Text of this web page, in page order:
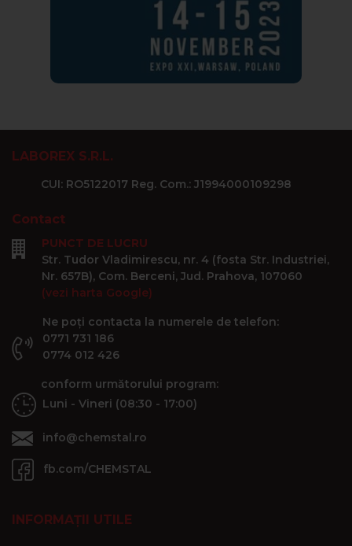
LABOREX S.R.L.
CUI: RO5122017 Reg. Com.: J1994000109298
Contact
PUNCT DE LUCRU
Str. Tudor Vladimirescu, nr. 4 (fosta Str. Industriei,
Nr. 657B), Com. Berceni, Jud. Prahova, 107060
(vezi harta Google)
Ne poți contacta la numerele de telefon:
0771 731 186
0774 012 426
conform următorului program:
Luni - Vineri (08:30 - 17:00)
info@chemstal.ro
fb.com/CHEMSTAL
INFORMAȚII UTILE